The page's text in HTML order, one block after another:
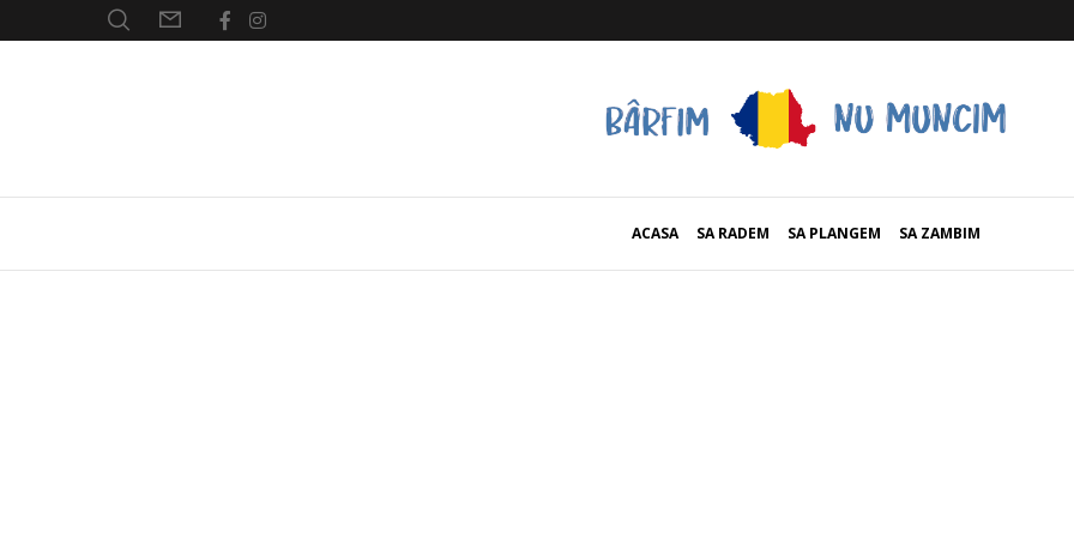
ACASA SA RADEM SA PLANGEM SA ZAMBIM